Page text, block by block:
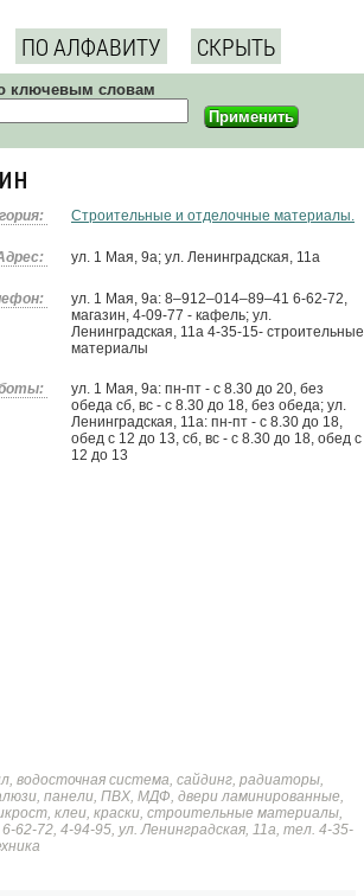
ПО АЛФАВИТУ СКРЫТЬ
ключевым словам
Строительные и отделочные материалы.
ул. 1 Мая, 9а; ул. Ленинградская, 11а
ул. 1 Мая, 9а: 8‒912‒014‒89‒41 6-62-72,
магазин, 4-09-77 - кафель; ул.
Ленинградская, 11а 4-35-15- строительные
материалы
ул. 1 Мая, 9а: пн-пт - с 8.30 до 20, без
обеда сб, вс - с 8.30 до 18, без обеда; ул.
Ленинградская, 11а: пн-пт - с 8.30 до 18,
обед с 12 до 13, сб, вс - с 8.30 до 18, обед с
12 до 13
водосточная система, сайдинг, радиаторы,
панели, ПВХ, МДФ, двери ламинированные,
клеи, краски, строительные материалы,
72, 4-94-95, ул. Ленинградская, 11а, тел. 4-35-